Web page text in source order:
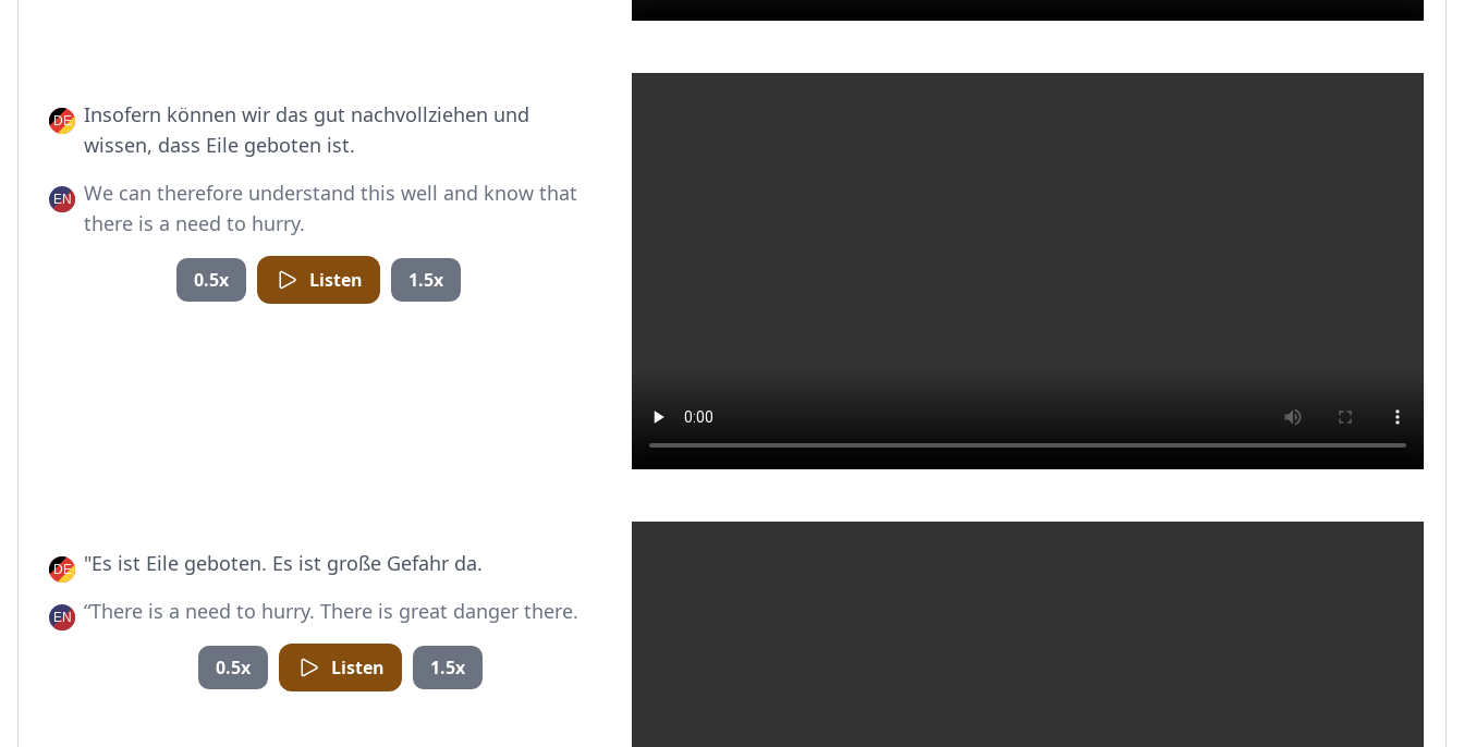
Insofern können wir das gut nachvollziehen und
wissen, dass Eile geboten ist.
We can therefore understand this well and know that
there is a need to hurry.
0.5x Listen 1.5x
"Es ist Eile geboten. Es ist große Gefahr da.
“There is a need to hurry. There is great danger there.
0.5x Listen 1.5x